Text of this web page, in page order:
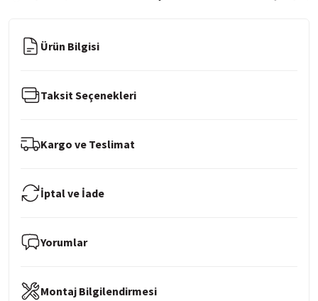
Ürün Bilgisi
Taksit Seçenekleri
Kargo ve Teslimat
İptal ve İade
Yorumlar
Montaj Bilgilendirmesi